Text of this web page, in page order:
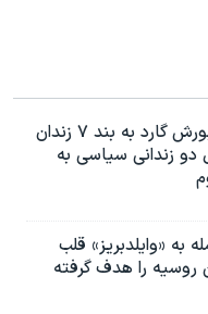
گزارش‌ها از یورش گارد به بند ۷ زندان
دو زندانی سیاسی به
به «وایلدبریز» قلب
روسیه را هدف گرفته